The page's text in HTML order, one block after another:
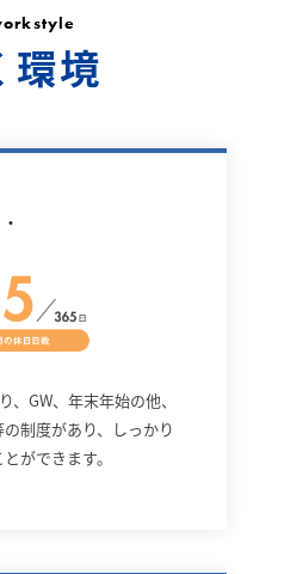
環境
、GW、年末年始の他、
制度があり、しっかり
ができます。